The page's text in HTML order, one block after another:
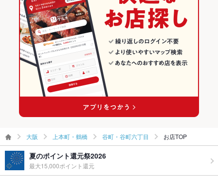
お子様連れ お子様連れ歓迎
ウェディン
グパーティ
ー二次会
－
お祝い・サ
可
ペット同伴 可
テラス席のみペット同伴可能です◎
大阪 上本町・鶴橋 谷町・谷町六丁目 お店TOP
夏のポイント還元祭2026
最大15,000ポイント還元